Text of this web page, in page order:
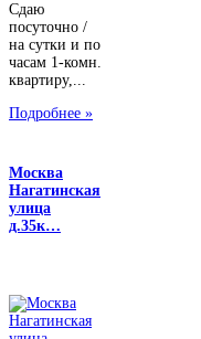
Сдаю
посуточно /
на сутки и по
часам 1-комн.
квартиру,...
Подробнее »
Москва
Нагатинская
улица
д.35к…